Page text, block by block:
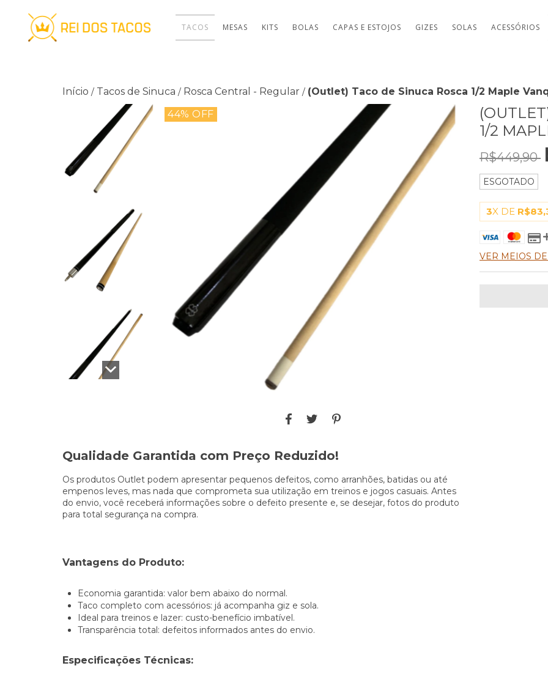
TACOS MESAS KITS BOLAS CAPAS E ESTOJOS GIZES SOLAS ACESSÓRIOS
Início / Tacos de Sinuca / Rosca Central - Regular / (Outlet) Taco de Sinuca Rosca 1/2 Maple
44% OFF
Qualidade Garantida com Preço Reduzido!
Os produtos Outlet podem apresentar pequenos defeitos, como arranhões, batidas ou até
empenos leves, mas nada que comprometa sua utilização em treinos e jogos casuais. Antes
do envio, você receberá informações sobre o defeito presente e, se desejar, fotos do produto
para total segurança na compra.
Vantagens do Produto:
Economia garantida: valor bem abaixo do normal.
Taco completo com acessórios: já acompanha giz e sola.
Ideal para treinos e lazer: custo-benefício imbatível.
Transparência total: defeitos informados antes do envio.
Especificações Técnicas:
1/2
R$449,90
ESGOTADO
3X DE
VER MEIOS